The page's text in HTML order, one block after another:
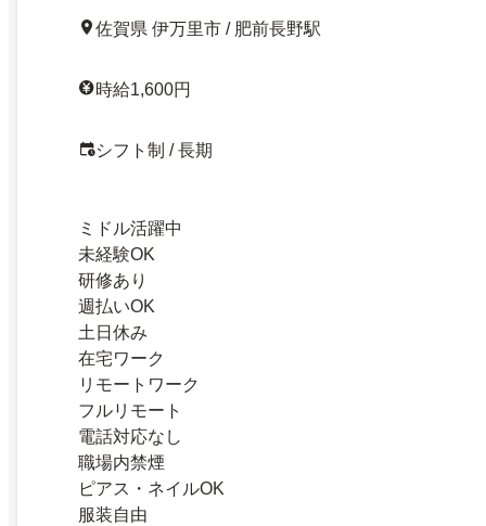
佐賀県 伊万里市 / 肥前長野駅
時給1,600円
シフト制 / 長期
ミドル活躍中
未経験OK
研修あり
週払いOK
土日休み
在宅ワーク
リモートワーク
フルリモート
電話対応なし
職場内禁煙
ピアス・ネイルOK
服装自由